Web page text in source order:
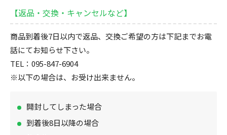
【返品・交換・キャンセルなど】
商品到着後7日以内で返品、交換ご希望の方は下記までお電
話にてお知らせ下さい。
TEL：095-847-6904
※以下の場合は、お受け出来ません。
開封してしまった場合
到着後8日以降の場合